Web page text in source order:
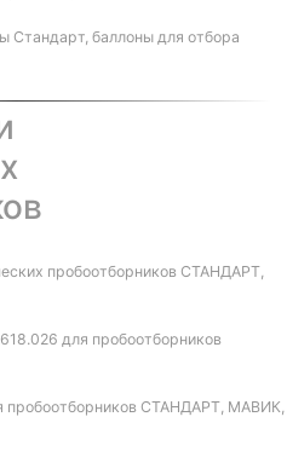
Стандарт, баллоны для отбора
пробоотборников СТАНДАРТ,
для пробоотборников
пробоотборников СТАНДАРТ, МАВИК,